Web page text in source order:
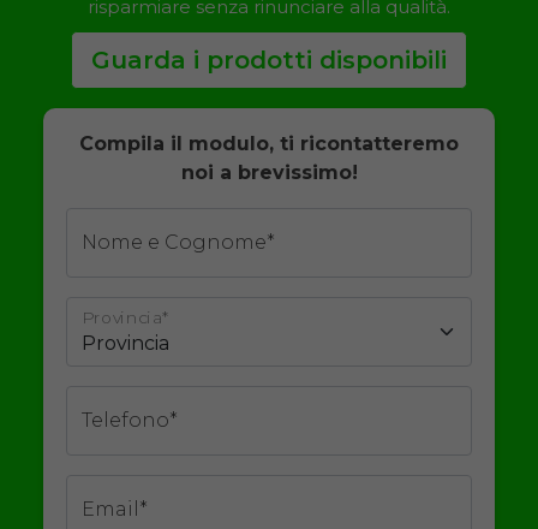
risparmiare senza rinunciare alla qualità.
Guarda i prodotti disponibili
Compila il modulo, ti ricontatteremo
noi a brevissimo!
Nome e Cognome*
Provincia*
Telefono*
Email*